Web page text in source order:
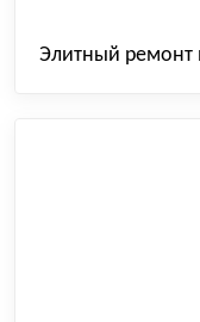
Элитный ремонт